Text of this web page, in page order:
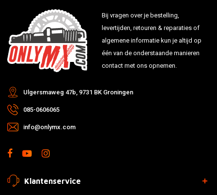
Bij vragen over je bestelling,
levertijden, retouren & reparaties of
algemene informatie kun je altijd op
één van de onderstaande manieren
contact met ons opnemen.
Ulgersmaweg 47b, 9731 BK Groningen
085-0606065
info@onlymx.com
Klantenservice